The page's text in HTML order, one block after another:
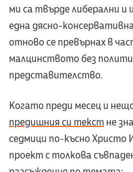
ми са твърде либерални и
една дясно-
отново се превърнах в
малцинството без
представителство.
Когато преди месец и
предишния си текст не
седмици по-късно Христо
проект с толкова